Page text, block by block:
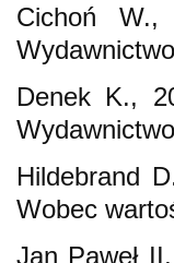
Cichoń W.,
Denek K.,
Hildebrand
Wobec
Jan Paweł